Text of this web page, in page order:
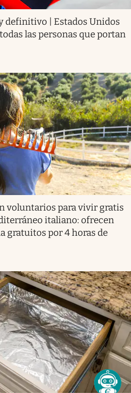
definitivo | Estados Unidos
las personas que portan
voluntarios para vivir gratis
italiano: ofrecen
gratuitos por 4 horas de